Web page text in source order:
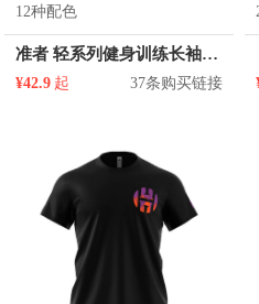
12种配色
准者 轻系列健身训练长袖速干透气加绒篮球跑步打底高弹紧身衣 ZZ1601134-W
¥42.9 起 37条购买链接